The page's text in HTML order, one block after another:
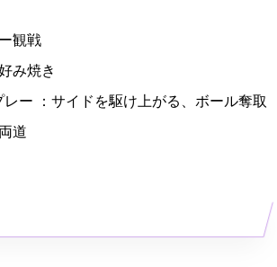
観戦
み焼き
ー ：サイドを駆け上がる、ボール奪取
道